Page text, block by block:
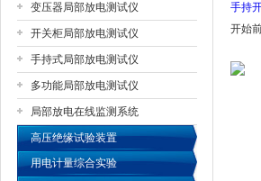
变压器局部放电测试仪
开关柜局部放电测试仪
手持式局部放电测试仪
多功能局部放电测试仪
局部放电在线监测系统
高压绝缘试验装置
用电计量综合实验
手持
开始